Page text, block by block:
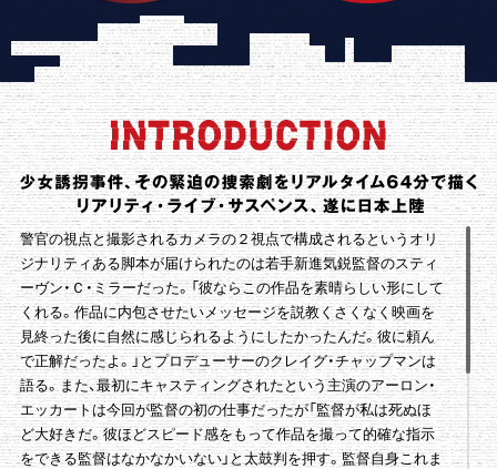
警官の視点と撮影されるカメラの２視点で構成されるというオリ
ジナリティある脚本が届けられたのは若手新進気鋭監督のスティ
ーヴン・Ｃ・ミラーだった。「彼ならこの作品を素晴らしい形にして
くれる。作品に内包させたいメッセージを説教くさくなく映画を
見終った後に自然に感じられるようにしたかったんだ。彼に頼ん
で正解だったよ。」とプロデューサーのクレイグ・チャップマンは
語る。また、最初にキャスティングされたという主演のアーロン・
エッカートは今回が監督の初の仕事だったが「監督が私は死ぬほ
ど大好きだ。彼ほどスピード感をもって作品を撮って的確な指示
をできる監督はなかなかいない」と太鼓判を押す。監督自身これま